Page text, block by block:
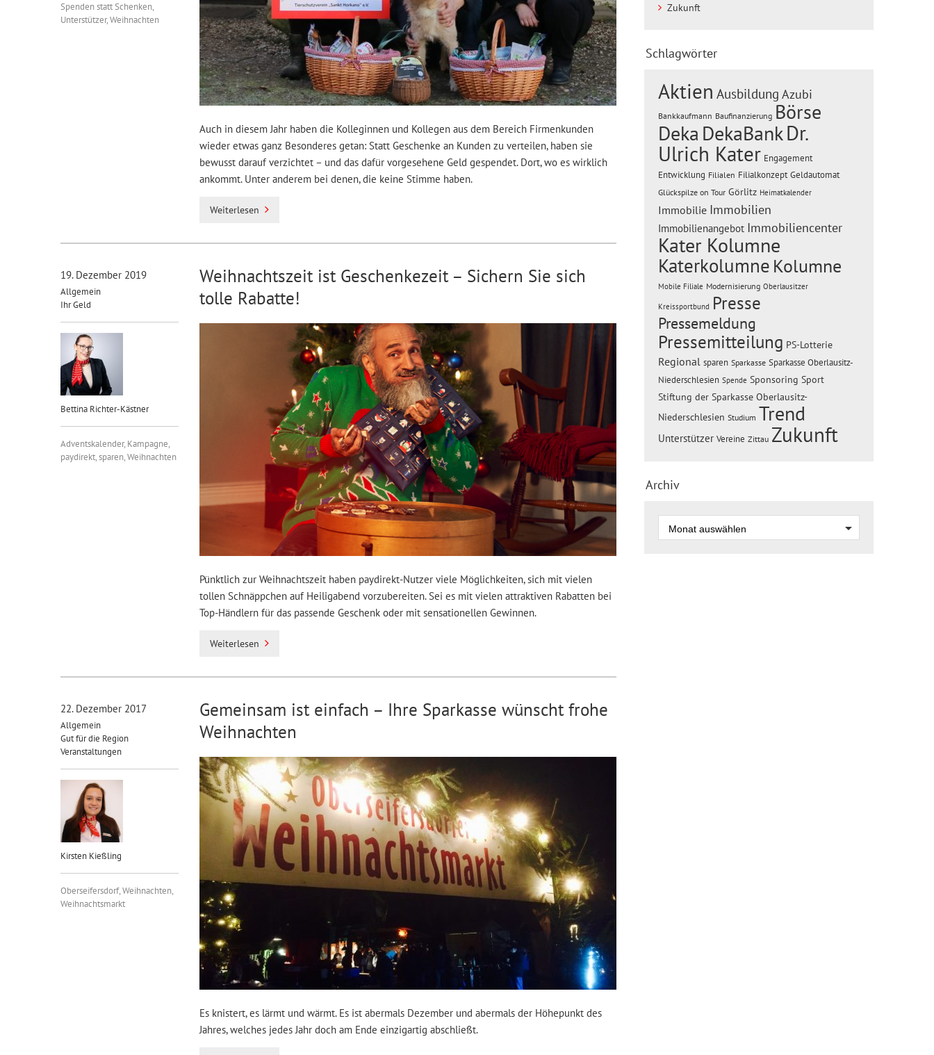
Spenden statt Schenken,
Unterstützer,Weihnachten
Auch in diesem Jahr haben die Kolleginnen und Kollegen aus dem Bereich Firmenkunden
wieder etwas ganz Besonderes getan: Statt Geschenke an Kunden zu verteilen, haben sie
bewusst darauf verzichtet – und das dafür vorgesehene Geld gespendet. Dort, wo es wirklich
ankommt. Unter anderem bei denen, die keine Stimme haben.
Weiterlesen
19. Dezember 2019
Allgemein
Ihr Geld
Bettina Richter-Kästner
Adventskalender, Kampagne,
paydirekt,sparen,Weihnachten
Weihnachtszeit ist Geschenkezeit – Sichern Sie sich
tolle Rabatte!
Pünktlich zur Weihnachtszeit haben paydirekt-Nutzer viele Möglichkeiten, sich mit vielen
tollen Schnäppchen auf Heiligabend vorzubereiten. Sei es mit vielen attraktiven Rabatten bei
Top-Händlern für das passende Geschenk oder mit sensationellen Gewinnen.
Weiterlesen
22. Dezember 2017
Allgemein
Gut für die Region
Veranstaltungen
Kirsten Kießling
Oberseifersdorf,Weihnachten,
Weihnachtsmarkt
Gemeinsam ist einfach – Ihre Sparkasse wünscht frohe
Weihnachten
Es knistert, es lärmt und wärmt. Es ist abermals Dezember und abermals der Höhepunkt des
Jahres, welches jedes Jahr doch am Ende einzigartig abschließt.
Zukunft
Schlagwörter
Aktien Ausbildung Azubi
Bankkaufmann Baufinanzierung Börse
Deka DekaBankDr.
Ulrich Kater Engagement
Entwicklung Filialen Filialkonzept Geldautomat
Glückspilze on Tour Görlitz Heimatkalender
Immobilie Immobilien
Immobilienangebot Immobiliencenter
Kater Kolumne
Katerkolumne Kolumne
Mobile Filiale Modernisierung Oberlausitzer
Kreissportbund Presse
Pressemeldung
Pressemitteilung PS-Lotterie
Regional sparen Sparkasse Sparkasse Oberlausitz-
Niederschlesien Spende Sponsoring Sport
Stiftung der Sparkasse Oberlausitz-
Niederschlesien Studium Trend
Unterstützer Vereine Zittau Zukunft
Archiv